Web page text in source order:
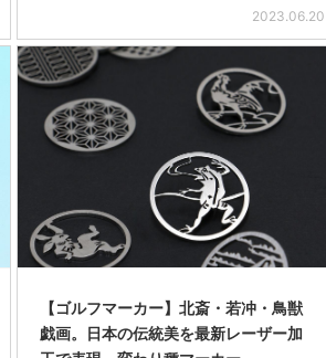
2023.06.20
【ゴルフマーカー】北斎・若冲・鳥獣
戯画。日本の伝統美を最新レーザー加